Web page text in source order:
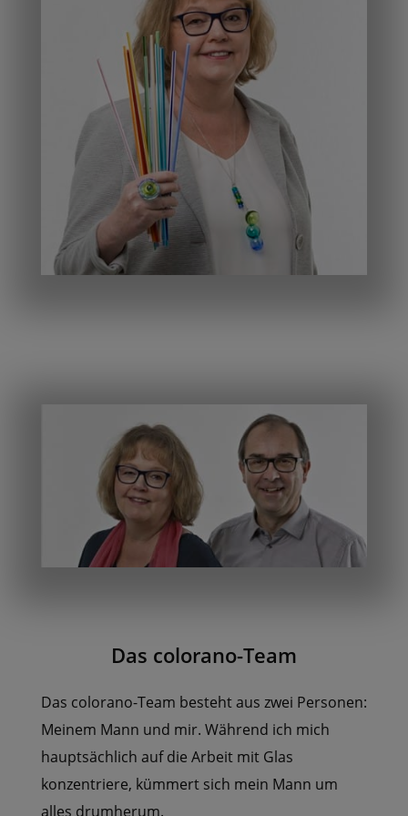
Das colorano-Team
Das colorano-Team besteht aus zwei Personen:
Meinem Mann und mir. Während ich mich
hauptsächlich auf die Arbeit mit Glas
konzentriere, kümmert sich mein Mann um
alles drumherum.